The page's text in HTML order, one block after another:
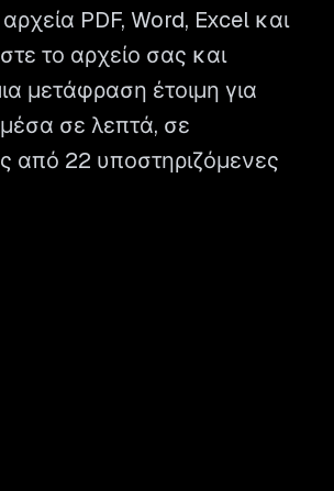
PDF, Word, Excel και
το αρχείο σας και
μετάφραση έτοιμη για
σε λεπτά, σε
από 22 υποστηριζόμενες